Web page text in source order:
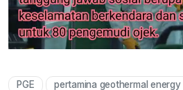
PGE pertamina geothermal energy